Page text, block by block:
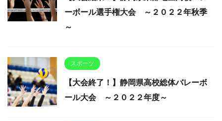
ーボール選手権大会 ～２０２２年秋季
～
スポーツ
【大会終了！】静岡県高校総体バレーボ
ール大会 ～２０２２年度～